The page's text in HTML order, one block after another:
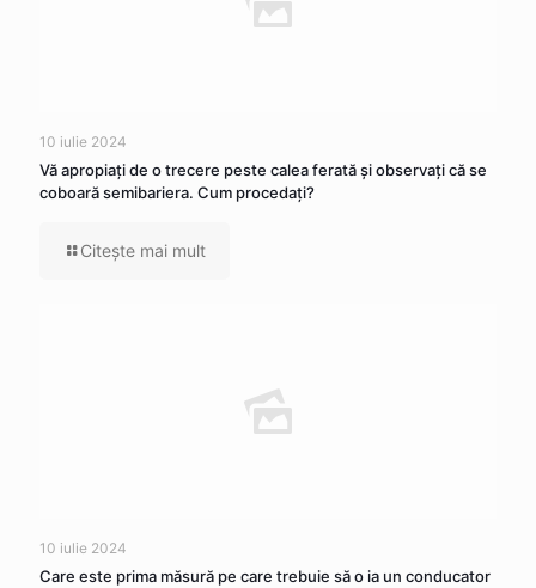
10 iulie 2024
Vă apropiaţi de o trecere peste calea ferată şi observaţi că se
coboară semibariera. Cum procedaţi?
Citeşte mai mult
10 iulie 2024
Care este prima măsură pe care trebuie să o ia un conducator